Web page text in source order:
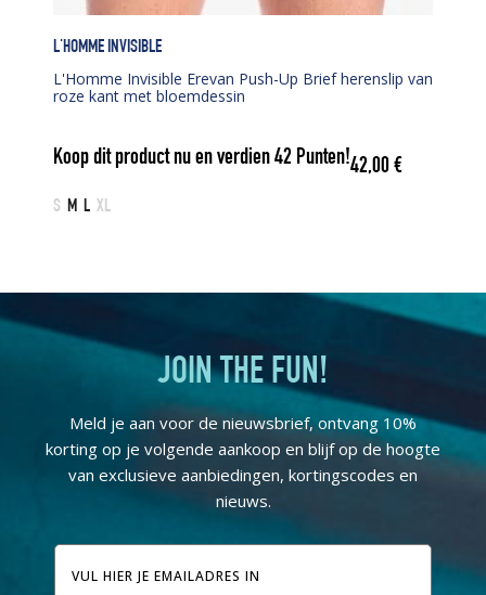
L'HOMME INVISIBLE
L'Homme Invisible Erevan Push-Up Brief herenslip van
roze kant met bloemdessin
Koop dit product nu en verdien42 Punten!42,00€
S M L XL
JOIN THE FUN!
Meld je aan voor de nieuwsbrief, ontvang 10%
korting op je volgende aankoop en blijf op de hoogte
van exclusieve aanbiedingen, kortingscodes en
nieuws.
E-
mailadres